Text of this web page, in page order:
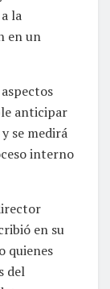
la
en un
anticipar
se medirá
interno
en su
quienes
del